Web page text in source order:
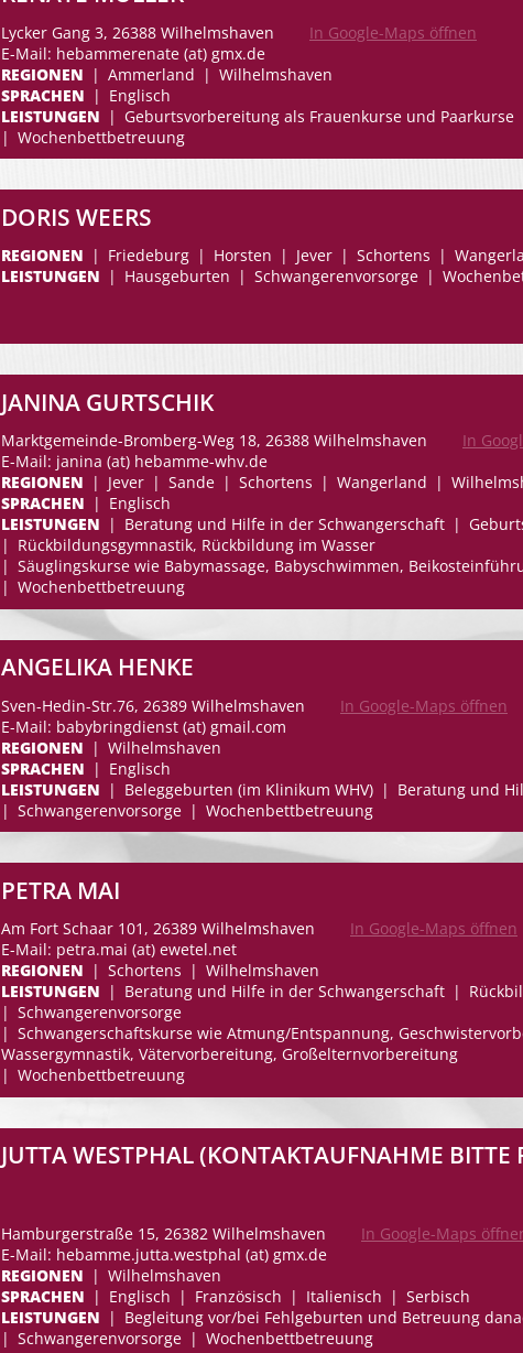
Lycker Gang 3, 26388 Wilhelmshaven
In Google-Maps öffnen
E-Mail: hebammerenate (at) gmx.de
REGIONEN
Ammerland
Wilhelmshaven
SPRACHEN
Englisch
LEISTUNGEN
Geburtsvorbereitung als Frauenkurse und Paarkurse
Wochenbettbetreuung
DORIS WEERS
REGIONEN Friedeburg Horsten Jever Schortens
LEISTUNGEN
Hausgeburten Schwangerenvorsorge
JANINA GURTSCHIK
Marktgemeinde-Bromberg-Weg 18, 26388 Wilhelmshaven
In
E-Mail: janina (at) hebamme-whv.de
REGIONEN
Jever Sande Schortens Wangerland
SPRACHEN
Englisch
LEISTUNGEN
Beratung und Hilfe in der Schwangerschaft
Rückbildungsgymnastik, Rückbildung im Wasser
Säuglingskurse wie Babymassage, Babyschwimmen,
Wochenbettbetreuung
ANGELIKA HENKE
Sven-Hedin-Str.76, 26389 Wilhelmshaven
In Google-Maps öffnen
E-Mail: babybringdienst (at) gmail.com
REGIONEN
Wilhelmshaven
SPRACHEN
Englisch
LEISTUNGEN
Beleggeburten (im Klinikum WHV)
Beratung und
Schwangerenvorsorge
Wochenbettbetreuung
PETRA MAI
Am Fort Schaar 101, 26389 Wilhelmshaven
In Google-Maps öffnen
E-Mail: petra.mai (at) ewetel.net
REGIONEN
Schortens
Wilhelmshaven
LEISTUNGEN
Beratung und Hilfe in der Schwangerschaft
Schwangerenvorsorge
Schwangerschaftskurse wie Atmung/Entspannung,
Wassergymnastik, Vätervorbereitung, Großelternvorbereitung
Wochenbettbetreuung
JUTTA WESTPHAL (KONTAKTAUFNAHME BITTE
Hamburgerstraße 15, 26382 Wilhelmshaven
In Google-Maps
E-Mail: hebamme.jutta.westphal (at) gmx.de
REGIONEN
Wilhelmshaven
SPRACHEN
Englisch Französisch Italienisch
Serbisch
LEISTUNGEN
Begleitung vor/bei Fehlgeburten und Betreuung
Schwangerenvorsorge
Wochenbettbetreuung